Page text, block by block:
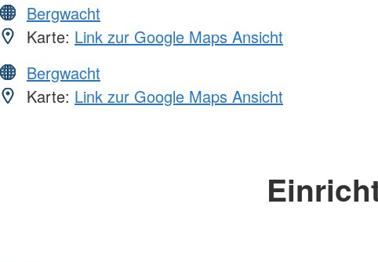
Bergwacht
Karte: Link zur Google Maps Ansicht
Bergwacht
Karte: Link zur Google Maps Ansicht